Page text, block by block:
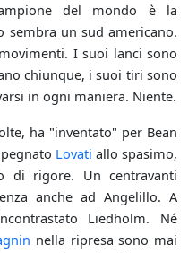
del mondo è la
sembra un sud americano.
I suoi lanci sono
chiunque, i suoi tiri sono
in ogni maniera. Niente.
ha "inventato" per Bean
Lovati allo spasimo,
di rigore. Un centravanti
anche ad Angelillo. A
Liedholm. Né
nella ripresa sono mai